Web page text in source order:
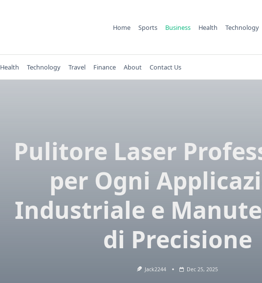
Home Sports Business Health Technology
Health Technology Travel Finance About Contact Us
Pulitore Laser
per Ogni
Industriale e
di Precisione
Jack2244 Dec 25, 2025